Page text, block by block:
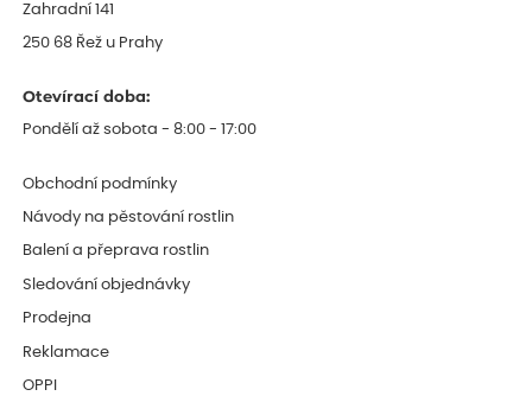
Zahradní 141
250 68 Řež u Prahy
Otevírací doba:
Pondělí až sobota - 8:00 - 17:00
Obchodní podmínky
Návody na pěstování rostlin
Balení a přeprava rostlin
Sledování objednávky
Prodejna
Reklamace
OPPI